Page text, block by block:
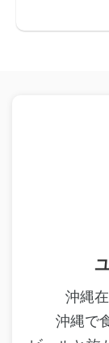
沖縄
沖縄で